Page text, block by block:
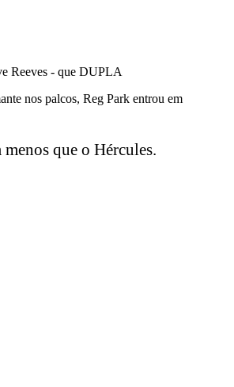
Reeves - que DUPLA
nos palcos, Reg Park entrou em
que o Hércules.